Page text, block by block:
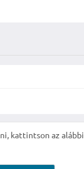
kattintson az alábbi